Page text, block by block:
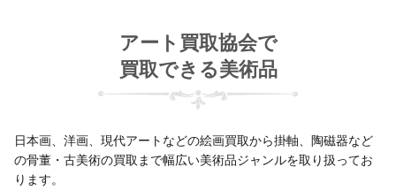
アート買取協会で
買取できる美術品
日本画、洋画、現代アートなどの絵画買取から掛軸、陶磁器など
の骨董・古美術の買取まで幅広い美術品ジャンルを取り扱ってお
ります。